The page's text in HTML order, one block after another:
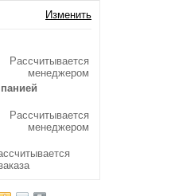
Изменить
Рассчитывается
менеджером
Рассчитывается
менеджером